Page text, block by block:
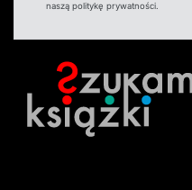
naszą politykę prywatności.